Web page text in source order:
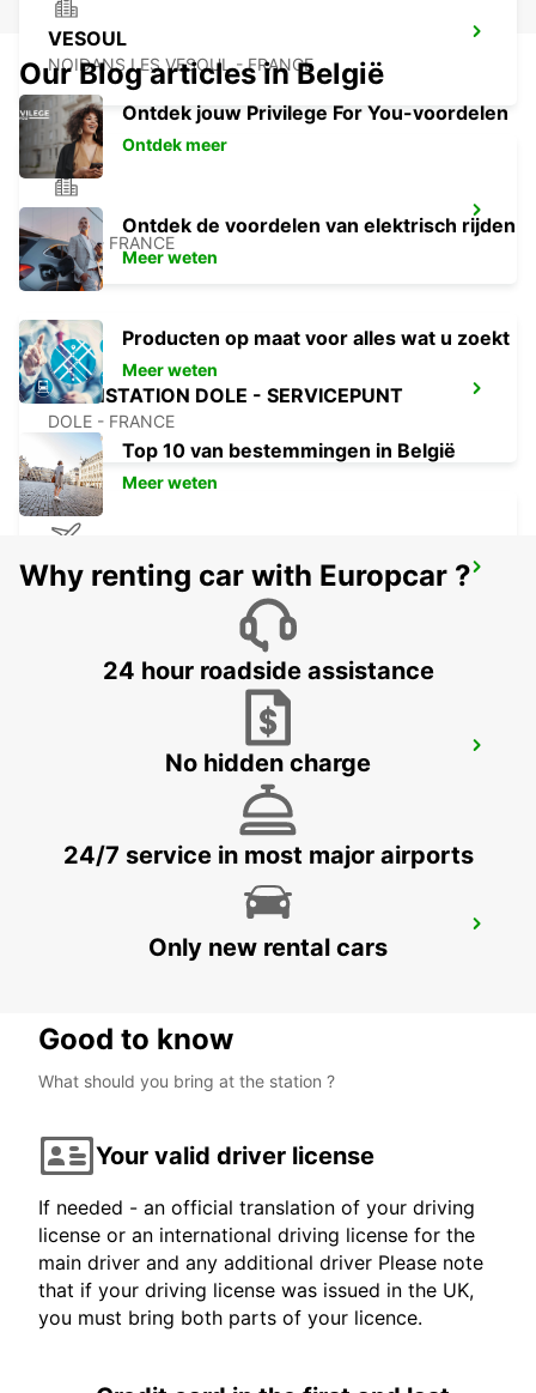
VESOUL
NOIDANS LES VESOUL - FRANCE
DOLE
DOLE - FRANCE
TREINSTATION DOLE - SERVICEPUNT
DOLE - FRANCE
LUCHTHAVEN DOLE
TAVAUX - FRANCE
DIJON CAP NORD
DIJON - FRANCE
MONTBELIARD - FRANCE
Our Blog articles in België
Ontdek jouw Privilege For You-voordelen
Ontdek meer
Ontdek de voordelen van elektrisch rijden
Meer weten
Producten op maat voor alles wat u zoekt
Meer weten
Top 10 van bestemmingen in België
Meer weten
Why renting car with Europcar ?
24 hour roadside assistance
No hidden charge
24/7 service in most major airports
Only new rental cars
Good to know
What should you bring at the station ?
Your valid driver license
If needed - an official translation of your driving
license or an international driving license for the
main driver and any additional driver Please note
that if your driving license was issued in the UK,
you must bring both parts of your licence.